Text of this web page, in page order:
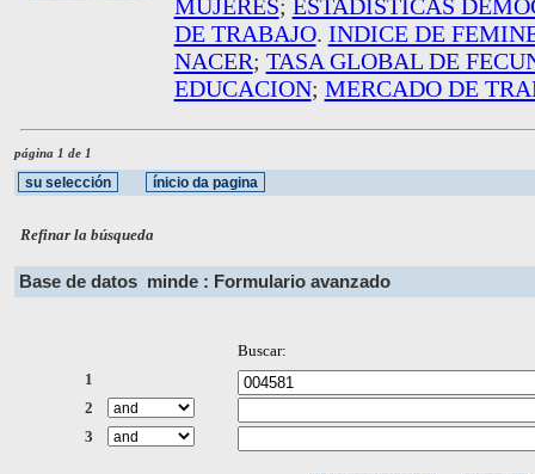
MUJERES; ESTADISTICAS
DE TRABAJO. INDICE DE
NACER; TASA GLOBAL DE
EDUCACION; MERCADO DE
página 1 de 1
Refinar la búsqueda
Base de datos minde : Formulario avanzado
Buscar:
1
2
3